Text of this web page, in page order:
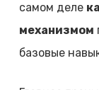
самом деле
механизмом
базовые